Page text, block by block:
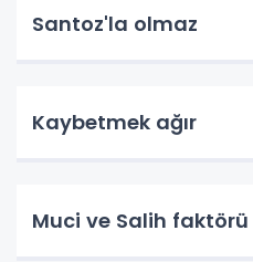
Santoz'la olmaz
Kaybetmek ağır
Muci ve Salih faktörü